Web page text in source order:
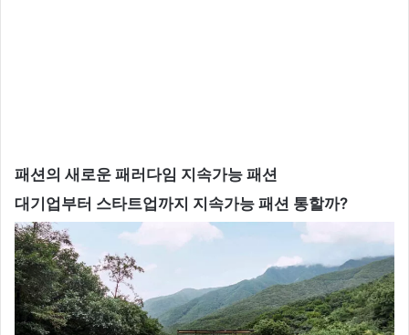
패션의 새로운 패러다임 지속가능 패션
대기업부터 스타트업까지 지속가능 패션 통할까?